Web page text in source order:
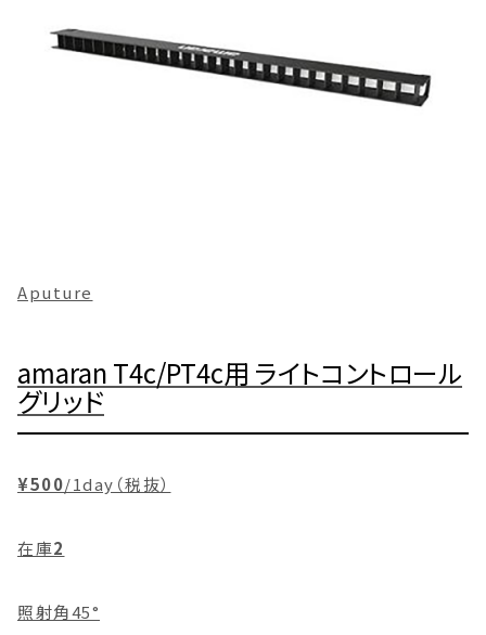
Aputure
amaran T4c/PT4c用 ライトコントロール
グリッド
¥500/1day（税抜）
在庫2
照射角45°